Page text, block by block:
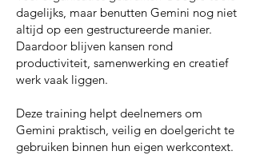
dagelijks, maar benutten Gemini nog niet
altijd op een gestructureerde manier.
Daardoor blijven kansen rond
productiviteit, samenwerking en creatief
werk vaak liggen.
Deze training helpt deelnemers om
Gemini praktisch, veilig en doelgericht te
gebruiken binnen hun eigen werkcontext.